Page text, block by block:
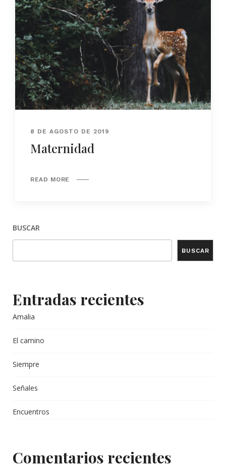
8 DE AGOSTO DE 2019
Maternidad
READ MORE
BUSCAR
BUSCAR
Entradas recientes
Amalia
El camino
Siempre
Señales
Encuentros
Comentarios recientes